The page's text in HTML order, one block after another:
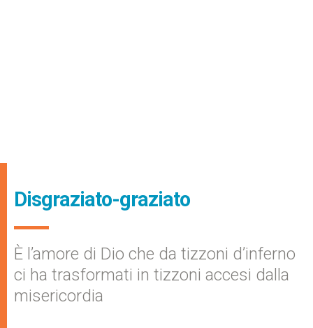
Disgraziato-graziato
È l’amore di Dio che da tizzoni d’inferno
ci ha trasformati in tizzoni accesi dalla
misericordia